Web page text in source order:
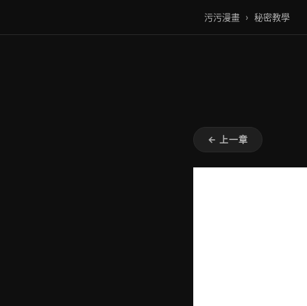
污污漫畫 › 秘密教學
← 上一章